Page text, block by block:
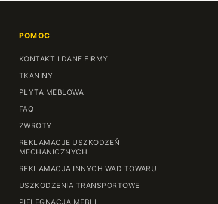
POMOC
KONTAKT I DANE FIRMY
TKANINY
PŁYTA MEBLOWA
FAQ
ZWROTY
REKLAMACJE USZKODZEŃ
MECHANICZNYCH
REKLAMACJA INNYCH WAD TOWARU
USZKODZENIA TRANSPORTOWE
PIELĘGNACJA MEBLI